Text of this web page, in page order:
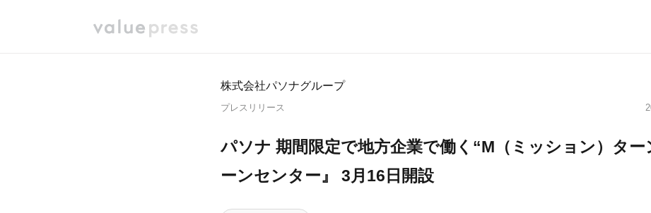
株式会社パソナグループ
プレスリリース
パソナ 期間限定で地方企業で働く“M（ミッション）ター
ーンセンター』 3月16日開設